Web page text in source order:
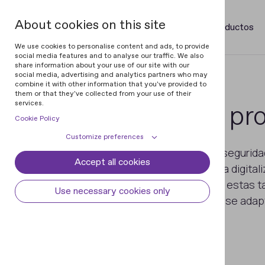
About cookies on this site
We use cookies to personalise content and ads, to provide
social media features and to analyse our traffic. We also
share information about your use of our site with our
social media, advertising and analytics partners who may
combine it with other information that you've provided to
them or that they've collected from your use of their
services.
Cookie Policy
Customize preferences
Cookie settings Cookie declaration
Some cookies are required to provide core
Accept all cookies
Use necessary cookies only
Productos
Fabricación de
En la producción de elementos de
protegidos, el control de calidad y la
desempeñan un papel crucial. Para estas
expertos desarrollados por Regula se